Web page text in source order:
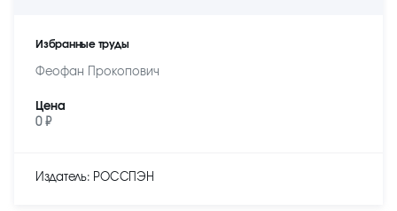
Избранные труды
Феофан Прокопович
Цена
0 ₽
Издатель: РОССПЭН